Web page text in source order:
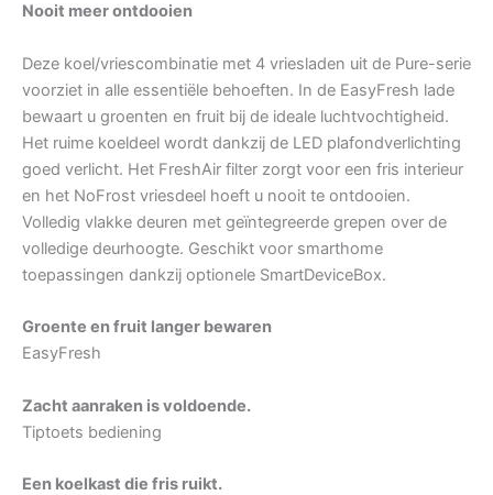
Nooit meer ontdooien
Deze koel/vriescombinatie met 4 vriesladen uit de Pure-serie
voorziet in alle essentiële behoeften. In de EasyFresh lade
bewaart u groenten en fruit bij de ideale luchtvochtigheid.
Het ruime koeldeel wordt dankzij de LED plafondverlichting
goed verlicht. Het FreshAir filter zorgt voor een fris interieur
en het NoFrost vriesdeel hoeft u nooit te ontdooien.
Volledig vlakke deuren met geïntegreerde grepen over de
volledige deurhoogte. Geschikt voor smarthome
toepassingen dankzij optionele SmartDeviceBox.
Groente en fruit langer bewaren
EasyFresh
Zacht aanraken is voldoende.
Tiptoets bediening
Een koelkast die fris ruikt.